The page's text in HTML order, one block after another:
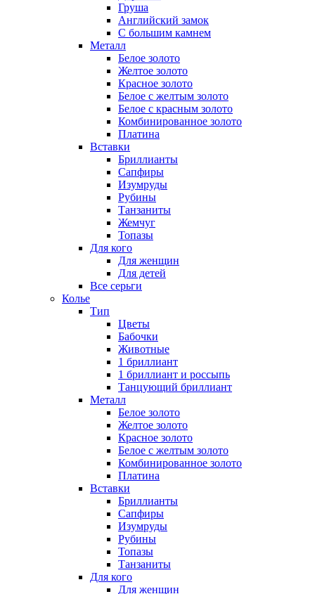
Груша
Английский замок
С большим камнем
Металл
Белое золото
Желтое золото
Красное золото
Белое с желтым золото
Белое с красным золото
Комбинированное золото
Платина
Вставки
Бриллианты
Сапфиры
Изумруды
Рубины
Танзаниты
Жемчуг
Топазы
Для кого
Для женщин
Для детей
Все серьги
Колье
Тип
Цветы
Бабочки
Животные
1 бриллиант
1 бриллиант и россыпь
Танцующий бриллиант
Металл
Белое золото
Желтое золото
Красное золото
Белое с желтым золото
Комбинированное золото
Платина
Вставки
Бриллианты
Сапфиры
Изумруды
Рубины
Топазы
Танзаниты
Для кого
Для женщин